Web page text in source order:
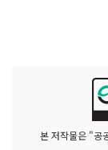
본 저작물은 "공